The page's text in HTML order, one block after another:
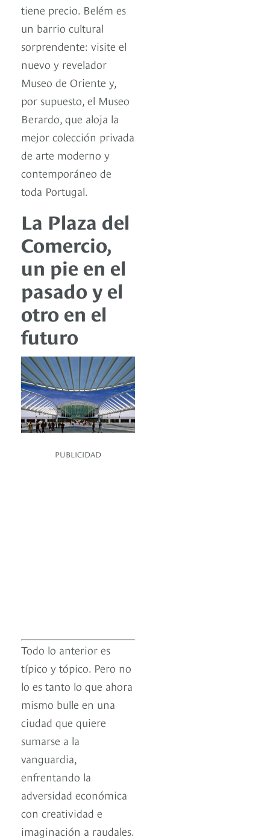
tiene precio. Belém es
un barrio cultural
sorprendente: visite el
nuevo y revelador
Museo de Oriente y,
por supuesto, el Museo
Berardo, que aloja la
mejor colección privada
de arte moderno y
contemporáneo de
toda Portugal.
La Plaza del
Comercio,
un pie en el
pasado y el
otro en el
futuro
PUBLICIDAD
Todo lo anterior es
típico y tópico. Pero no
lo es tanto lo que ahora
mismo bulle en una
ciudad que quiere
sumarse a la
vanguardia,
enfrentando la
adversidad económica
con creatividad e
imaginación a raudales.